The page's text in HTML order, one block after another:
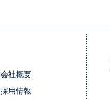
会社概要
採用情報